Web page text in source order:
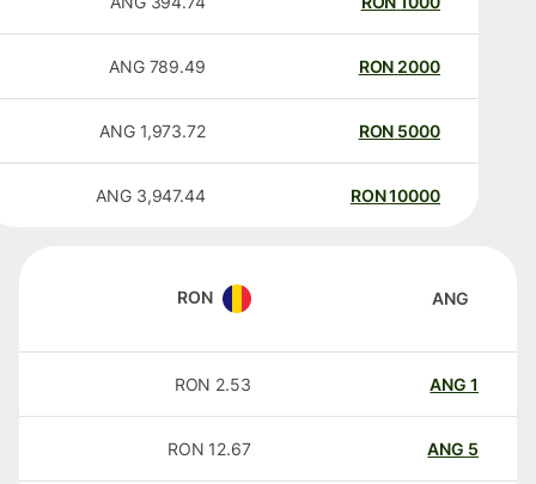
2000
RON
789.49
ANG
5000
RON
1,973.72
ANG
10000
RON
3,947.44
ANG
ANG
RON
ANG
2.53
RON
ANG
12.67
RON